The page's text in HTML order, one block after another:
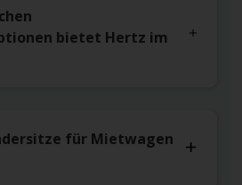
bietet Hertz im
für Mietwagen